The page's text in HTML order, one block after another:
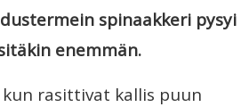
spinaakkeri pysyi
enemmän.
rasittivat kallis puun